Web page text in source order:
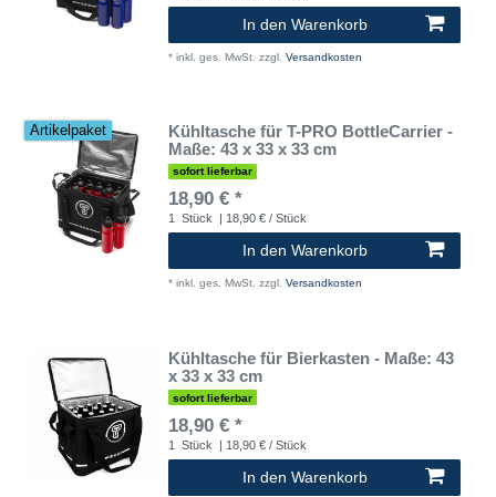
In den Warenkorb
* inkl. ges. MwSt. zzgl. Versandkosten
Artikelpaket
Kühltasche für T-PRO BottleCarrier -
Maße: 43 x 33 x 33 cm
sofort lieferbar
18,90 € *
1 Stück | 18,90 € / Stück
In den Warenkorb
* inkl. ges. MwSt. zzgl. Versandkosten
Kühltasche für Bierkasten - Maße: 43
x 33 x 33 cm
sofort lieferbar
18,90 € *
1 Stück | 18,90 € / Stück
In den Warenkorb